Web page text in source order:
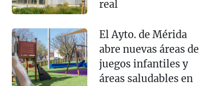
real
El Ayto. de Mérida
abre nuevas áreas de
juegos infantiles y
áreas saludables en